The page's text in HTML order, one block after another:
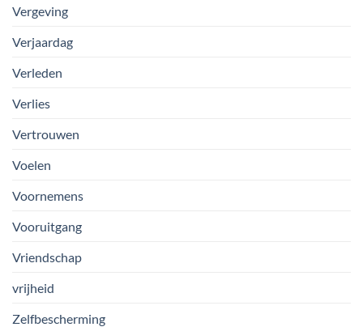
Vergeving
Verjaardag
Verleden
Verlies
Vertrouwen
Voelen
Voornemens
Vooruitgang
Vriendschap
vrijheid
Zelfbescherming